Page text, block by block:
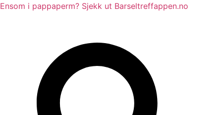
Skip
Ensom i pappaperm? Sjekk ut Barseltreffappen.no